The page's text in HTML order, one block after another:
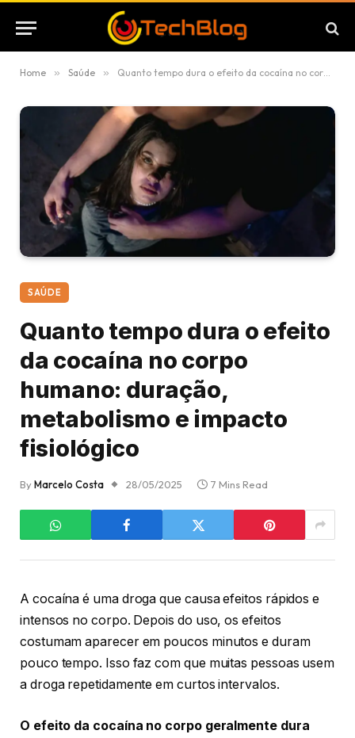
Home » Saúde » Quanto tempo dura o efeito da cocaína no corpo humano: duração, metabolismo e impacto fisiológico
SAÚDE
Quanto tempo dura o efeito
da cocaína no corpo
humano: duração,
metabolismo e impacto
fisiológico
ByMarcelo Costa 28/05/2025 7 Mins Read
A cocaína é uma droga que causa efeitos rápidos e
intensos no corpo. Depois do uso, os efeitos
costumam aparecer em poucos minutos e duram
pouco tempo. Isso faz com que muitas pessoas usem
a droga repetidamente em curtos intervalos.
O efeito da cocaína no corpo geralmente dura